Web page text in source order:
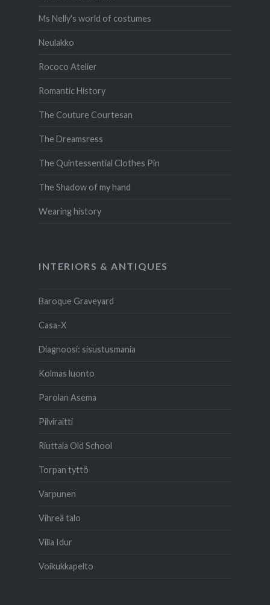
Ms Nelly's world of costumes
Neulakko
Rococo Atelier
Romantic History
The Couture Courtesan
The Dreamsress
The Quintessential Clothes Pin
The Shadow of my hand
Wearing history
INTERIORS & ANTIQUES
Baroque Graveyard
Casa-X
Diagnoosi: sisustusmania
Kolmas luonto
Parolan Asema
Pilviraitti
Riuttala Old School
Torpan tyttö
Varpunen
Vihreä talo
Villa Idur
Voikukkapelto